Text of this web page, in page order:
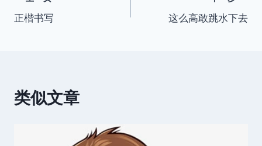
章
正楷书写 这么高敢跳水下去
类似文章